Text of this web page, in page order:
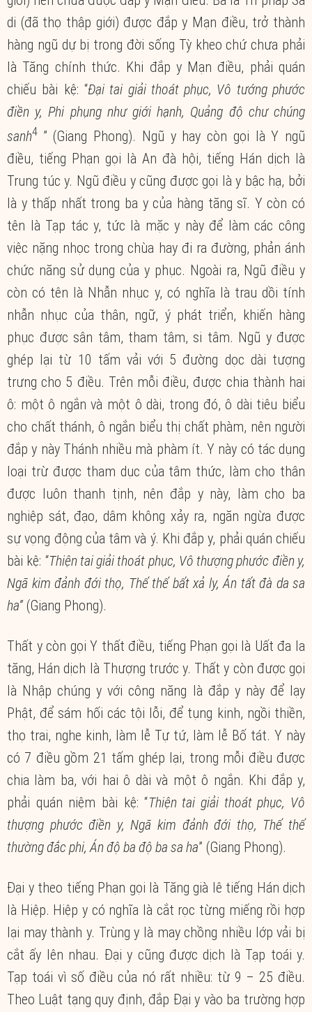
di (đã thọ thập giới) được đắp y Mạn điều, trở thành
hàng ngũ dự bị trong đời sống Tỳ kheo chứ chưa phải
là Tăng chính thức. Khi đắp y Mạn điều, phải quán
chiếu bài kệ: “Đại tai giải thoát phục, Vô tướng phước
điền y, Phi phụng như giới hạnh, Quảng độ chư chúng
sanh4 ” (Giang Phong). Ngũ y hay còn gọi là Y ngũ
điều, tiếng Phạn gọi là An đà hội, tiếng Hán dịch là
Trung túc y. Ngũ điều y cũng được gọi là y bậc hạ, bởi
là y thấp nhất trong ba y của hàng tăng sĩ. Y còn có
tên là Tạp tác y, tức là mặc y này để làm các công
việc nặng nhọc trong chùa hay đi ra đường, phản ánh
chức năng sử dụng của y phục. Ngoài ra, Ngũ điều y
còn có tên là Nhẫn nhục y, có nghĩa là trau dồi tính
nhẫn nhục của thân, ngữ, ý phát triển, khiến hàng
phục được sân tâm, tham tâm, si tâm. Ngũ y được
ghép lại từ 10 tấm vải với 5 đường dọc dài tượng
trưng cho 5 điều. Trên mỗi điều, được chia thành hai
ô: một ô ngắn và một ô dài, trong đó, ô dài tiêu biểu
cho chất thánh, ô ngắn biểu thị chất phàm, nên người
đắp y này Thánh nhiều mà phàm ít. Y này có tác dụng
loại trừ được tham dục của tâm thức, làm cho thân
được luôn thanh tịnh, nên đắp y này, làm cho ba
nghiệp sát, đạo, dâm không xảy ra, ngăn ngừa được
sự vọng động của tâm và ý. Khi đắp y, phải quán chiếu
bài kệ: “Thiện tai giải thoát phục, Vô thượng phước điền y,
Ngã kim đảnh đới thọ, Thế thế bất xả ly, Án tất đà da sa
ha” (Giang Phong).
Thất y còn gọi Y thất điều, tiếng Phạn gọi là Uất đa la
tăng, Hán dịch là Thượng trước y. Thất y còn được gọi
là Nhập chúng y với công năng là đắp y này để lạy
Phật, để sám hối các tội lỗi, để tụng kinh, ngồi thiền,
thọ trai, nghe kinh, làm lễ Tự tứ, làm lễ Bố tát. Y này
có 7 điều gồm 21 tấm ghép lại, trong mỗi điều được
chia làm ba, với hai ô dài và một ô ngắn. Khi đắp y,
phải quán niệm bài kệ: “Thiện tai giải thoát phục, Vô
thượng phước điền y, Ngã kim đảnh đới thọ, Thế thế
thường đắc phi, Án độ ba độ ba sa ha” (Giang Phong).
Đại y theo tiếng Phạn gọi là Tăng già lê tiếng Hán dịch
là Hiệp. Hiệp y có nghĩa là cắt rọc từng miếng rồi hợp
lại may thành y. Trùng y là may chồng nhiều lớp vải bị
cắt ấy lên nhau. Đại y cũng được dịch là Tạp toái y.
Tạp toái vì số điều của nó rất nhiều: từ 9 – 25 điều.
Theo Luật tạng quy định, đắp Đại y vào ba trường hợp